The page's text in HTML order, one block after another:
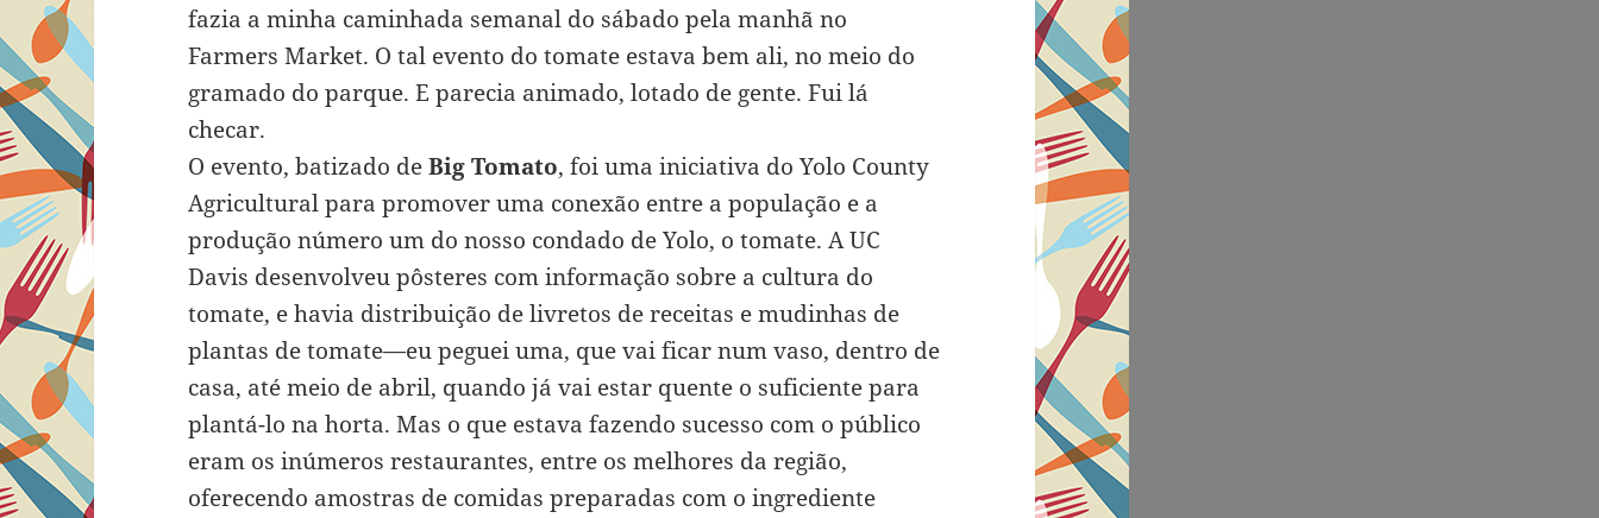
fazia a minha caminhada semanal do sábado pela manhã no
Farmers Market. O tal evento do tomate estava bem ali, no meio do
gramado do parque. E parecia animado, lotado de gente. Fui lá
checar.
O evento, batizado deBig Tomato, foi uma iniciativa do Yolo County
Agricultural para promover uma conexão entre a população e a
produção número um do nosso condado de Yolo, o tomate. A UC
Davis desenvolveu pôsteres com informação sobre a cultura do
tomate, e havia distribuição de livretos de receitas e mudinhas de
plantas de tomate—eu peguei uma, que vai ficar num vaso, dentro de
casa, até meio de abril, quando já vai estar quente o suficiente para
plantá-lo na horta. Mas o que estava fazendo sucesso com o público
eram os inúmeros restaurantes, entre os melhores da região,
oferecendo amostras de comidas preparadas com o ingrediente